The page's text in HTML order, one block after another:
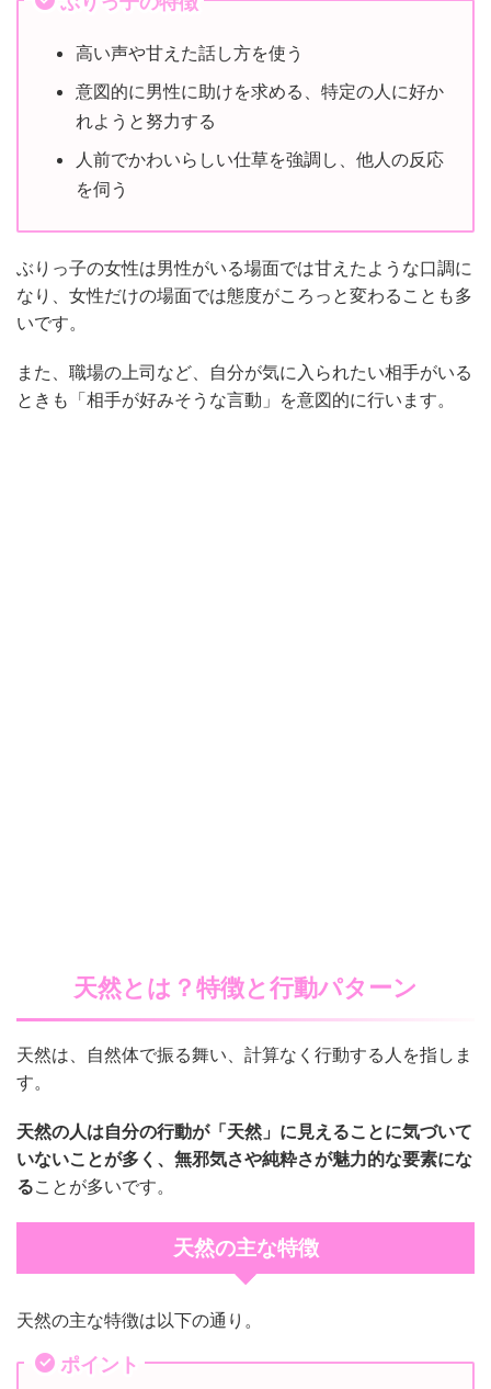
高い声や甘えた話し方を使う
意図的に男性に助けを求める、特定の人に好か
れようと努力する
人前でかわいらしい仕草を強調し、他人の反応
を伺う
ぶりっ子の女性は男性がいる場面では甘えたような口調に
なり、女性だけの場面では態度がころっと変わることも多
いです。
また、職場の上司など、自分が気に入られたい相手がいる
ときも「相手が好みそうな言動」を意図的に行います。
天然とは？特徴と行動パターン
天然は、自然体で振る舞い、計算なく行動する人を指しま
す。
天然の人は自分の行動が「天然」に見えることに気づいて
いないことが多く、無邪気さや純粋さが魅力的な要素にな
ることが多いです。
天然の主な特徴
天然の主な特徴は以下の通り。
ポイント